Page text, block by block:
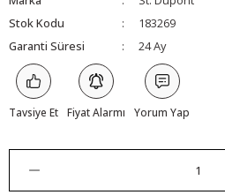
Stok Kodu
183269
Garanti Süresi
24 Ay
Tavsiye Et Fiyat Alarmı Yorum Yap